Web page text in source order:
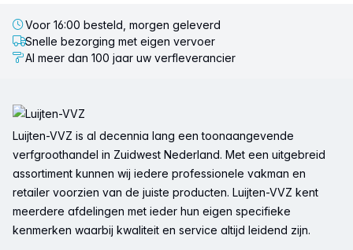
Voor 16:00 besteld, morgen geleverd
Snelle bezorging met eigen vervoer
Al meer dan 100 jaar uw verfleverancier
Luijten-VVZ is al decennia lang een toonaangevende
verfgroothandel in Zuidwest Nederland. Met een uitgebreid
assortiment kunnen wij iedere professionele vakman en
retailer voorzien van de juiste producten. Luijten-VVZ kent
meerdere afdelingen met ieder hun eigen specifieke
kenmerken waarbij kwaliteit en service altijd leidend zijn.